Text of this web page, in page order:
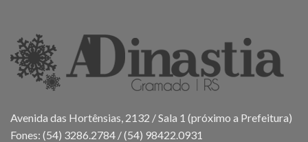
Avenida das Hortênsias, 2132 / Sala 1 (próximo a Prefeitura)
Fones: (54) 3286.2784 / (54) 98422.0931